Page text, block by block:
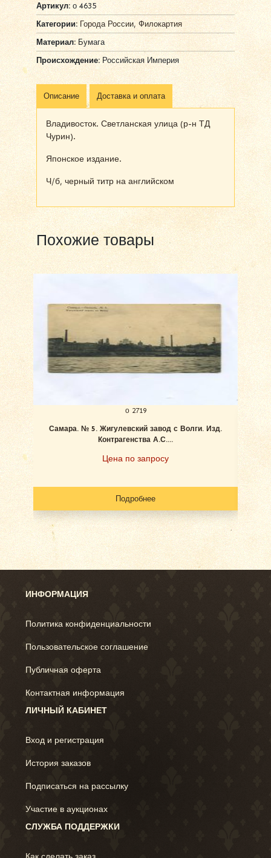
Артикул:о 4635
Категории: Города России, Филокартия
Материал:Бумага
Происхождение: Российская Империя
Описание Доставка и оплата
Владивосток. Светланская улица (р-н ТД
Чурин).
Японское издание.
Ч/б, черный титр на английском
Похожие товары
о 2719
Самара. № 5. Жигулевский завод с Волги. Изд.
Контрагенства А.С....
Цена по запросу
Подробнее
ИНФОРМАЦИЯ
Политика конфиденциальности
Пользовательское соглашение
Публичная оферта
Контактная информация
ЛИЧНЫЙ КАБИНЕТ
Вход и регистрация
История заказов
Подписаться на рассылку
Участие в аукционах
СЛУЖБА ПОДДЕРЖКИ